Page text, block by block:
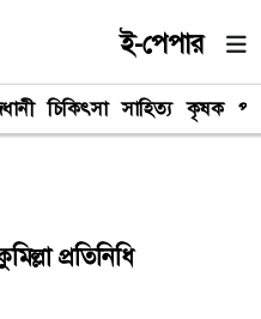
ই-পেপার
চিকিৎসা সাহিত্য কৃষক
প্রতিনিধি